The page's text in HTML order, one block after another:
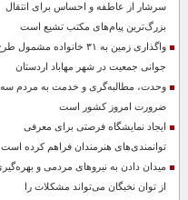
سرشار از عاطفه و احساس برای انتقال
بزرگ‌ترین پیام‌های مکتب تشیع است
واگذاری زمین به ۳۱ خانواده مشمول
جوانی جمعیت در شهر مهاباد اردستان
وحدت، مطالبه‌گری و خدمت به مردم سه
ضرورت امروز کشور است
ایجاد نمایشگاه فرصتی برای معرفی
توانمندی‌های هنرمندان فراهم کرده است
میدان دادن به نیروهای مردمی و
از توان نخبگان می‌تواند مشکلات را